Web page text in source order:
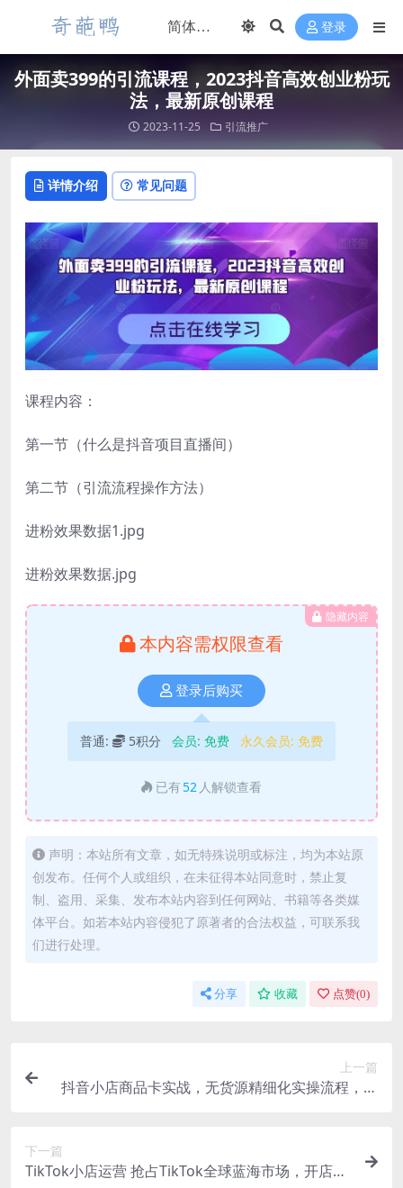
登录
外面卖399的引流课程，2023抖音高效创业粉玩
法，最新原创课程
2023-11-25 引流推广
详情介绍 常见问题
课程内容：
第一节（什么是抖音项目直播间）
第二节（引流流程操作方法）
进粉效果数据1.jpg
进粉效果数据.jpg
隐藏内容
本内容需权限查看
登录后购买
普通: 5积分 会员: 免费 永久会员: 免费
已有 52 人解锁查看
声明：本站所有文章，如无特殊说明或标注，均为本站原
创发布。任何个人或组织，在未征得本站同意时，禁止复
制、盗用、采集、发布本站内容到任何网站、书籍等各类媒
体平台。如若本站内容侵犯了原著者的合法权益，可联系我
们进行处理。
分享 收藏 点赞(0)
上一篇
抖音小店商品卡实战，无货源精细化实操流程，全
下一篇
TikTok小店运营 抢占TikTok全球蓝海市场，开店、